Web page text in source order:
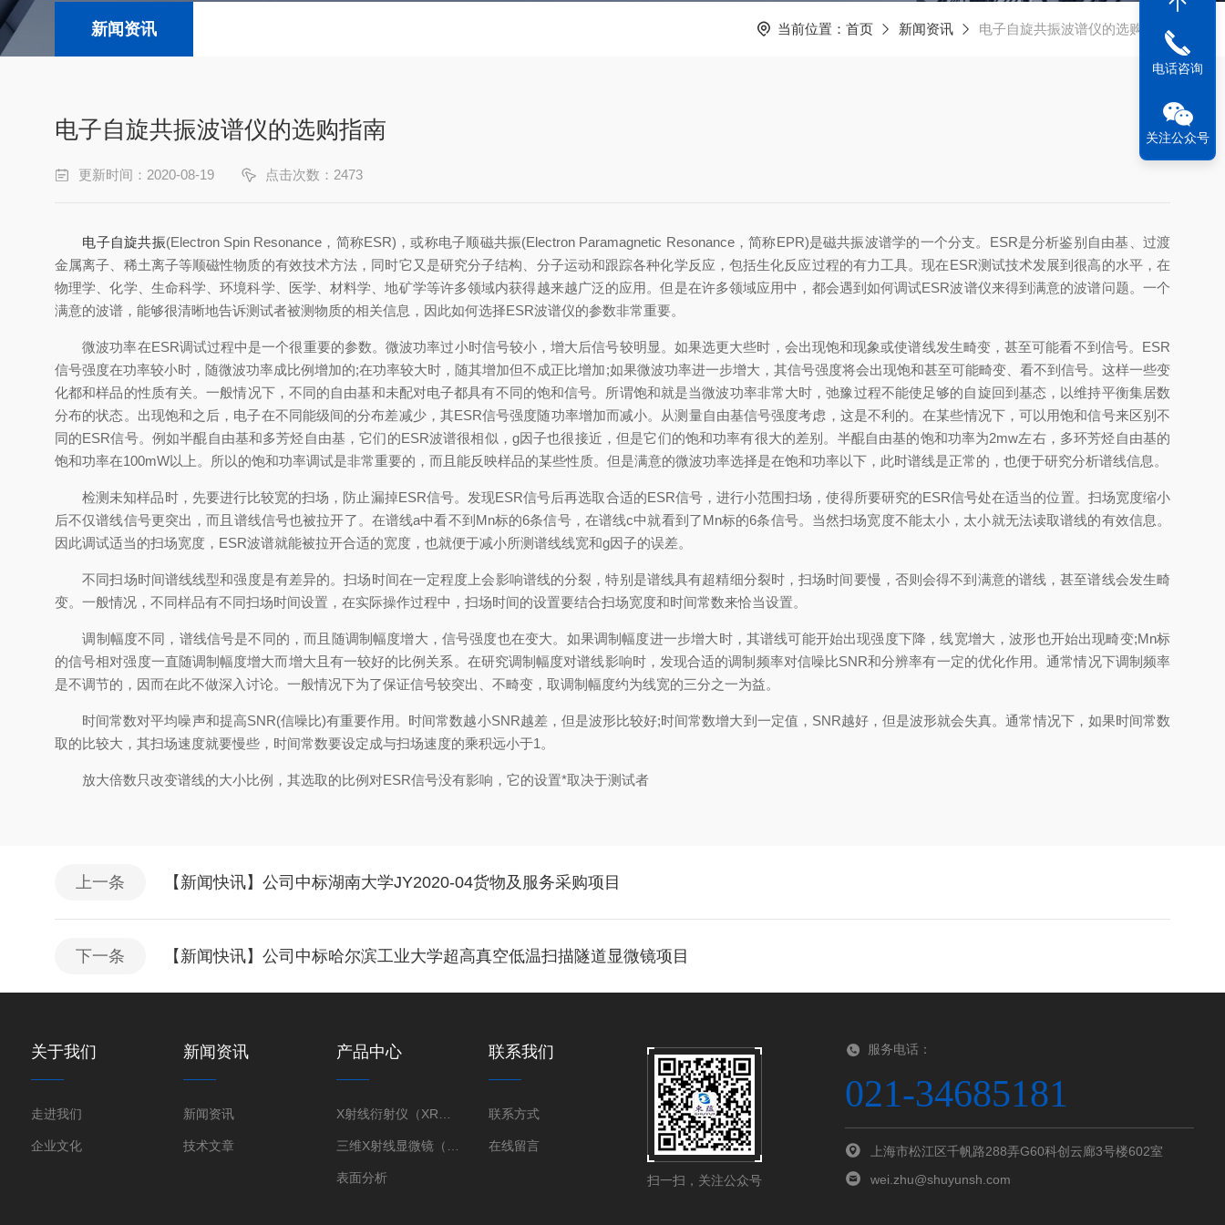
新闻资讯 当前位置： 首页 新闻资讯 电子自旋共振波谱仪的选购指南
电子自旋共振波谱仪的选购指南
更新时间：2020-08-19 点击次数：2473
电子自旋共振(Electron Spin Resonance，简称ESR)，或称电子顺磁共振(Electron Paramagnetic Resonance，简称EPR)是磁共振波谱学的一个分支。ESR是分析鉴别自由基、过渡
金属离子、稀土离子等顺磁性物质的有效技术方法，同时它又是研究分子结构、分子运动和跟踪各种化学反应，包括生化反应过程的有力工具。现在ESR测试技术发展到很高的水平，在
物理学、化学、生命科学、环境科学、医学、材料学、地矿学等许多领域内获得越来越广泛的应用。但是在许多领域应用中，都会遇到如何调试ESR波谱仪来得到满意的波谱问题。一个
满意的波谱，能够很清晰地告诉测试者被测物质的相关信息，因此如何选择ESR波谱仪的参数非常重要。
微波功率在ESR调试过程中是一个很重要的参数。微波功率过小时信号较小，增大后信号较明显。如果选更大些时，会出现饱和现象或使谱线发生畸变，甚至可能看不到信号。ESR
信号强度在功率较小时，随微波功率成比例增加的;在功率较大时，随其增加但不成正比增加;如果微波功率进一步增大，其信号强度将会出现饱和甚至可能畸变、看不到信号。这样一些变
化都和样品的性质有关。一般情况下，不同的自由基和未配对电子都具有不同的饱和信号。所谓饱和就是当微波功率非常大时，弛豫过程不能使足够的自旋回到基态，以维持平衡集居数
分布的状态。出现饱和之后，电子在不同能级间的分布差减少，其ESR信号强度随功率增加而减小。从测量自由基信号强度考虑，这是不利的。在某些情况下，可以用饱和信号来区别不
同的ESR信号。例如半醌自由基和多芳烃自由基，它们的ESR波谱很相似，g因子也很接近，但是它们的饱和功率有很大的差别。半醌自由基的饱和功率为2mw左右，多环芳烃自由基的
饱和功率在100mW以上。所以的饱和功率调试是非常重要的，而且能反映样品的某些性质。但是满意的微波功率选择是在饱和功率以下，此时谱线是正常的，也便于研究分析谱线信息。
检测未知样品时，先要进行比较宽的扫场，防止漏掉ESR信号。发现ESR信号后再选取合适的ESR信号，进行小范围扫场，使得所要研究的ESR信号处在适当的位置。扫场宽度缩小
后不仅谱线信号更突出，而且谱线信号也被拉开了。在谱线a中看不到Mn标的6条信号，在谱线c中就看到了Mn标的6条信号。当然扫场宽度不能太小，太小就无法读取谱线的有效信息。
因此调试适当的扫场宽度，ESR波谱就能被拉开合适的宽度，也就便于减小所测谱线线宽和g因子的误差。
不同扫场时间谱线线型和强度是有差异的。扫场时间在一定程度上会影响谱线的分裂，特别是谱线具有超精细分裂时，扫场时间要慢，否则会得不到满意的谱线，甚至谱线会发生畸
变。一般情况，不同样品有不同扫场时间设置，在实际操作过程中，扫场时间的设置要结合扫场宽度和时间常数来恰当设置。
调制幅度不同，谱线信号是不同的，而且随调制幅度增大，信号强度也在变大。如果调制幅度进一步增大时，其谱线可能开始出现强度下降，线宽增大，波形也开始出现畸变;Mn标
的信号相对强度一直随调制幅度增大而增大且有一较好的比例关系。在研究调制幅度对谱线影响时，发现合适的调制频率对信噪比SNR和分辨率有一定的优化作用。通常情况下调制频率
是不调节的，因而在此不做深入讨论。一般情况下为了保证信号较突出、不畸变，取调制幅度约为线宽的三分之一为益。
时间常数对平均噪声和提高SNR(信噪比)有重要作用。时间常数越小SNR越差，但是波形比较好;时间常数增大到一定值，SNR越好，但是波形就会失真。通常情况下，如果时间常数
取的比较大，其扫场速度就要慢些，时间常数要设定成与扫场速度的乘积远小于1。
放大倍数只改变谱线的大小比例，其选取的比例对ESR信号没有影响，它的设置*取决于测试者
上一条 【新闻快讯】公司中标湖南大学JY2020-04货物及服务采购项目
下一条 【新闻快讯】公司中标哈尔滨工业大学超高真空低温扫描隧道显微镜项目
关于我们
走进我们
企业文化
新闻资讯
新闻资讯
技术文章
产品中心
表面分析
联系我们
联系方式
在线留言
扫一扫，关注公众号
服务电话：
021-34685181
上海市松江区千帆路288弄G60科创云廊3号楼602室
wei.zhu@shuyunsh.com
电话咨询
关注公众号